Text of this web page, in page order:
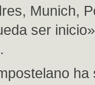
Munich,
ser